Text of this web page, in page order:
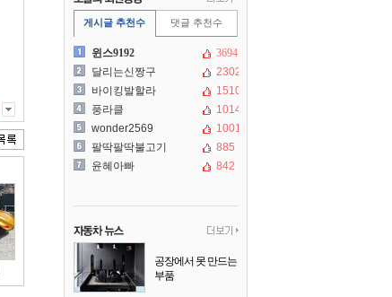
게시글 추천수 댓글 추천수
윈스9192
3694
달리는신짱구
2302
바이킹발할라
1510
풍라클
1014
wonder2569
1001
팔딱팔딱불고기
885
윤혜아빠
842
공장에서 못 만드는
부품